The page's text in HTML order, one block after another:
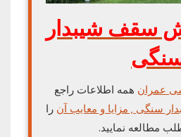
سقف شیبدار
عمران همه اطلاعات راجع
سنگی ‚ مزایا و معایب آن را
مطالعه نمایید.